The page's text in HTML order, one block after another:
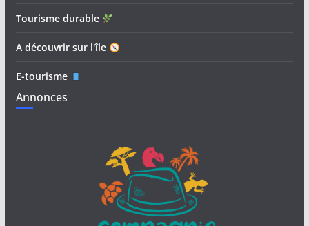
Tourisme durable
A découvrir sur l'île
E-tourisme
Annonces